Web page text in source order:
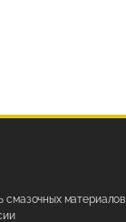
смазочных материалов